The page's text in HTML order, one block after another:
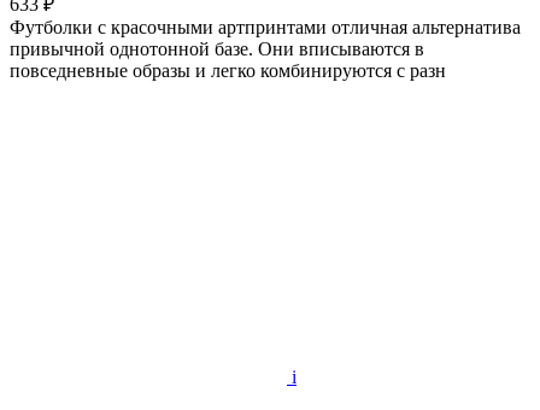
Футболки с красочными артпринтами отличная альтернатива
привычной однотонной базе. Они вписываются в
повседневные образы и легко комбинируются с разн
i